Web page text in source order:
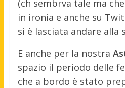
(ch sembrva tale ma
in ironia e anche su
si è lasciata andare alla
E anche per la nostra
spazio il periodo delle
che a bordo è stato